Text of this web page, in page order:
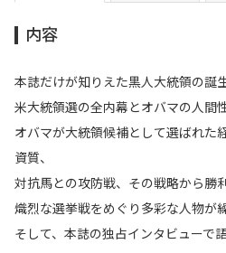
内容
本誌だけが知りえた黒人大統領の誕
米大統領選の全内幕とオバマの人間
オバマが大統領候補として選ばれた
資質、
対抗馬との攻防戦、その戦略から勝
熾烈な選挙戦をめぐり多彩な人物が
そして、本誌の独占インタビューで